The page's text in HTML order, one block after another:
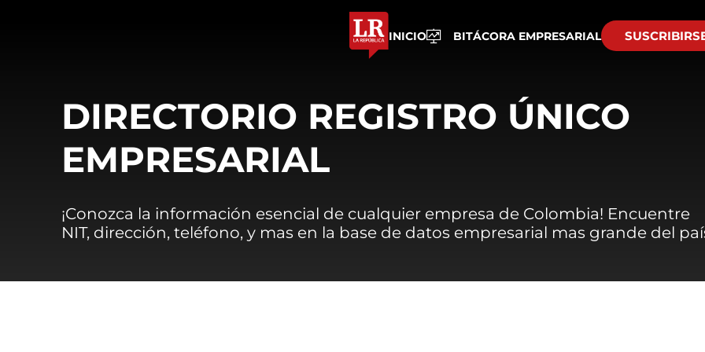
INICIO BITÁCORA EMPRESARIAL
DIRECTORIO REGISTRO ÚNICO
EMPRESARIAL
¡Conozca la información esencial de cualquier empresa de Colombia! Encuentre
NIT, dirección, teléfono, y mas en la base de datos empresarial mas grande del